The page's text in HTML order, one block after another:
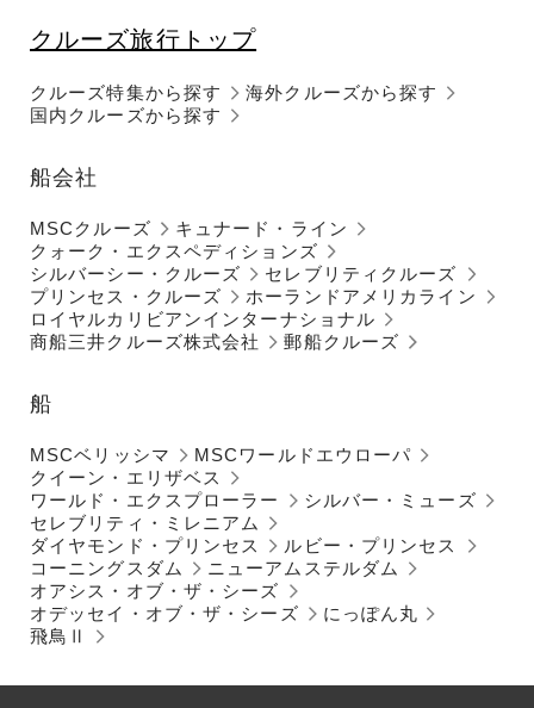
クルーズ旅行トップ
クルーズ特集から探す
国内クルーズから探す
海外クルーズから探す
船会社
MSCクルーズ
キュナード・ライン
クォーク・エクスペディションズ
シルバーシー・クルーズ
セレブリティクルーズ
プリンセス・クルーズ
ホーランドアメリカライン
ロイヤルカリビアンインターナショナル
商船三井クルーズ株式会社
郵船クルーズ
船
MSCベリッシマ
MSCワールドエウローパ
クイーン・エリザベス
ワールド・エクスプローラー
シルバー・ミューズ
セレブリティ・ミレニアム
ダイヤモンド・プリンセス
ルビー・プリンセス
コーニングスダム
ニューアムステルダム
オアシス・オブ・ザ・シーズ
オデッセイ・オブ・ザ・シーズ
にっぽん丸
飛鳥Ⅱ